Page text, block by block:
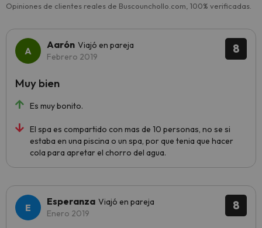
Opiniones de clientes reales de Buscounchollo.com, 100% verificadas.
8
Aarón Viajó en pareja
Febrero 2019
Es muy bonito.
El spa es compartido con mas de 10 personas, no se si
estaba en una piscina o un spa, por que tenia que hacer
cola para apretar el chorro del agua.
Muy bien
8
Esperanza Viajó en pareja
Enero 2019